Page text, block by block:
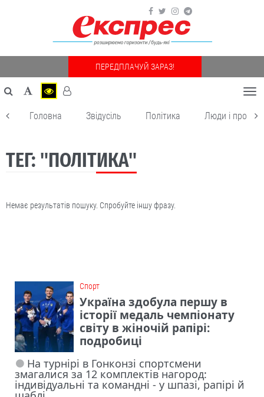
ПЕРЕДПЛАЧУЙ ЗАРАЗ!
Головна Звідусіль Політика Люди і
ТЕГ: "ПОЛІТИКА"
Немає результатів пошуку. Спробуйте іншу фразу.
Cпорт
Україна здобула першу в
історії медаль чемпіонату
світу в жіночій рапірі:
подробиці
На турнірі в Гонконзі спортсмени
змагалися за 12 комплектів нагород:
індивідуальні та командні - у шпазі, рапірі й